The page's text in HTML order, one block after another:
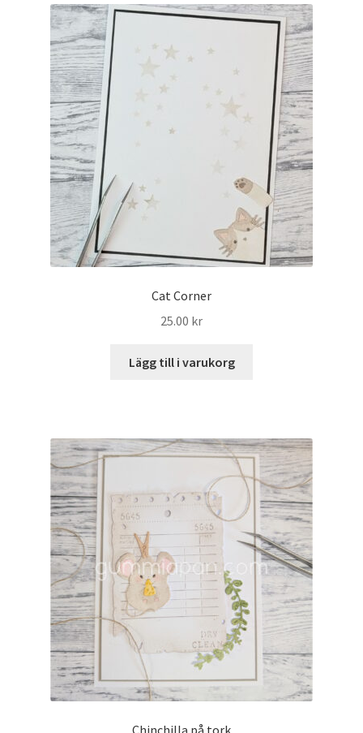
Mitt konto
Cat Corner
25.00 kr
Lägg till i varukorg
Chinchilla på tork